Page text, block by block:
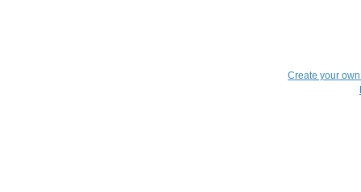
Create your